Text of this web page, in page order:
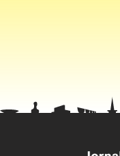
Entre as projeções
crédito devem
16,6% no